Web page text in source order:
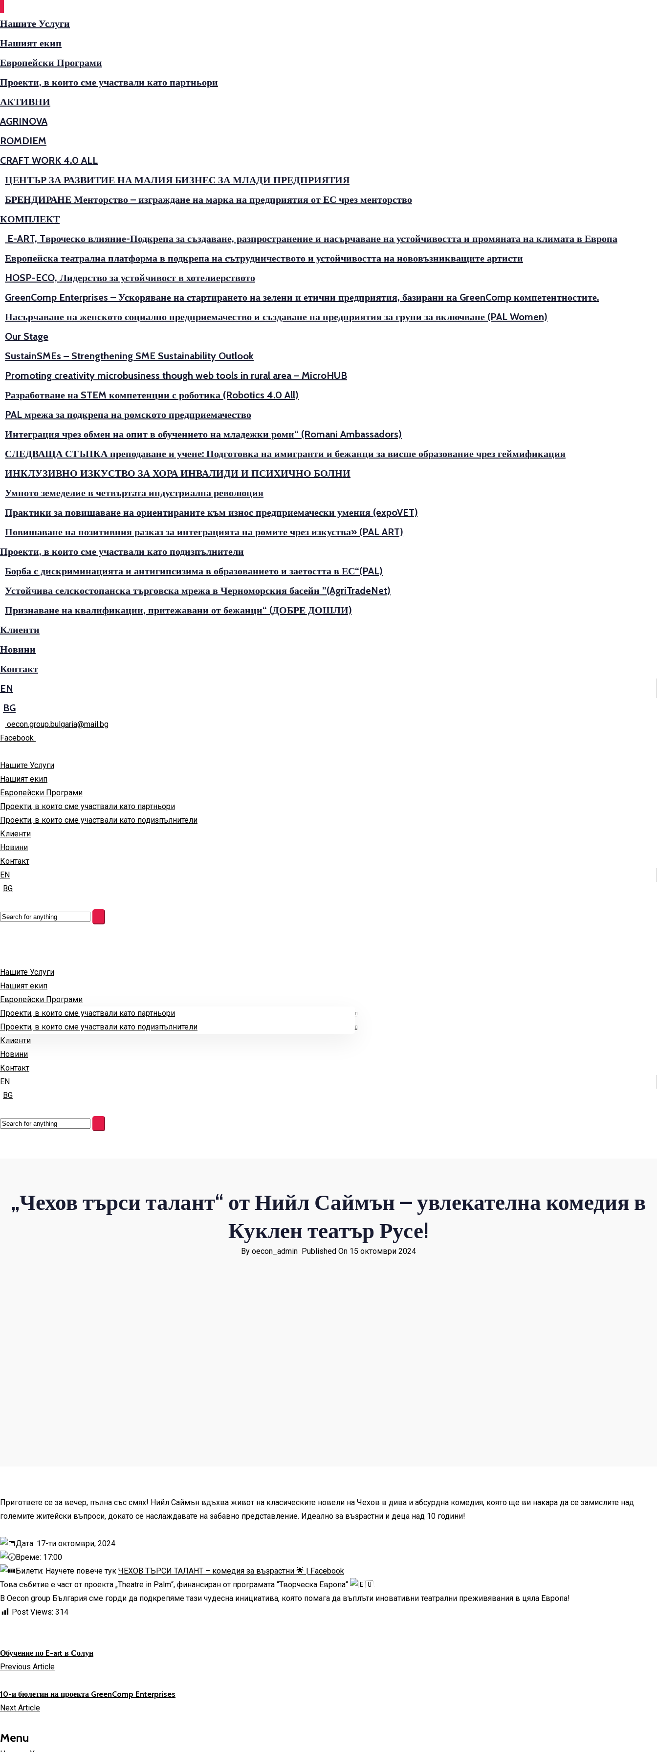
Нашите Услуги
Нашият екип
Европейски Програми
Проекти, в които сме участвали като партньори
АКТИВНИ
AGRINOVA
ROMDIEM
CRAFT WORK 4.0 ALL
ЦЕНТЪР ЗА РАЗВИТИЕ НА МАЛИЯ БИЗНЕС ЗА МЛАДИ ПРЕДПРИЯТИЯ
БРЕНДИРАНЕ Менторство – изграждане на марка на предприятия от ЕС чрез менторство
КОМПЛЕКТ
E-ART, Tвроческо влияние-Подкрепа за създаване, разпространение и насърчаване на устойчивостта и промяната на климата в Европа
Европейска театрална платформа в подкрепа на сътрудничеството и устойчивостта на нововъзникващите артисти
HOSP-ECO, Лидерство за устойчивост в хотелиерството
GreenComp Enterprises – Ускоряване на стартирането на зелени и етични предприятия, базирани на GreenComp компетентностите.
Насърчаване на женското социално предприемачество и създаване на предприятия за групи за включване (PAL Women)
Our Stage
SustainSMEs – Strengthening SME Sustainability Outlook
Promoting creativity microbusiness though web tools in rural area – MicroHUB
Разработване на STEM компетенции с роботика (Robotics 4.0 All)
PAL мрежа за подкрепа на ромското предприемачество
Интеграция чрез обмен на опит в обучението на младежки роми“ (Romani Ambassadors)
СЛЕДВАЩА СТЪПКА преподаване и учене: Подготовка на имигранти и бежанци за висше образование чрез геймификация
ИНКЛУЗИВНО ИЗКУСТВО ЗА ХОРА ИНВАЛИДИ И ПСИХИЧНО БОЛНИ
Умното земеделие в четвъртата индустриална революция
Практики за повишаване на ориентираните към износ предприемачески умения (expoVET)
Повишаване на позитивния разказ за интеграцията на ромите чрез изкуства» (PAL ART)
Проекти, в които сме участвали като подизпълнители
Борба с дискриминацията и антигипсизима в образованието и заетостта в ЕС“(PAL)
Устойчива селскостопанска търговска мрежа в Черноморския басейн ”(AgriTradeNet)
Признаване на квалификации, притежавани от бежанци“ (ДОБРЕ ДОШЛИ)
Клиенти
Новини
Контакт
EN
BG
oecon.group.bulgaria@mail.bg
Facebook
Нашите Услуги
Нашият екип
Европейски Програми
Проекти, в които сме участвали като партньори
Проекти, в които сме участвали като подизпълнители
Клиенти
Новини
Контакт
EN
BG
Нашите Услуги
Нашият екип
Европейски Програми
Проекти, в които сме участвали като партньори
Проекти, в които сме участвали като подизпълнители
Клиенти
Новини
Контакт
EN
BG
„Чехов търси талант“ от Нийл Саймън – увлекателна комедия в
Куклен театър Русе!
By oecon_admin Published On 15 октомври 2024
Пригответе се за вечер, пълна със смях! Нийл Саймън вдъхва живот на класическите новели на Чехов в дива и абсурдна комедия, която ще ви накара да се замислите над
големите житейски въпроси, докато се наслаждавате на забавно представление. Идеално за възрастни и деца над 10 години!
Дата: 17-ти октомври, 2024
Време: 17:00
Билети: Научете повече тук ЧЕХОВ ТЪРСИ ТАЛАНТ – комедия за възрастни 🌟 | Facebook
Това събитие е част от проекта „Theatre in Palm“, финансиран от програмата “Творческа Европа“
.
В Oecon group България сме горди да подкрепяме тази чудесна инициатива, която помага да въплъти иновативни театрални преживявания в цяла Европа!
Post Views: 314
Обучение по E-art в Солун
Previous Article
10-и бюлетин на проекта GreenComp Enterprises
Next Article
Menu